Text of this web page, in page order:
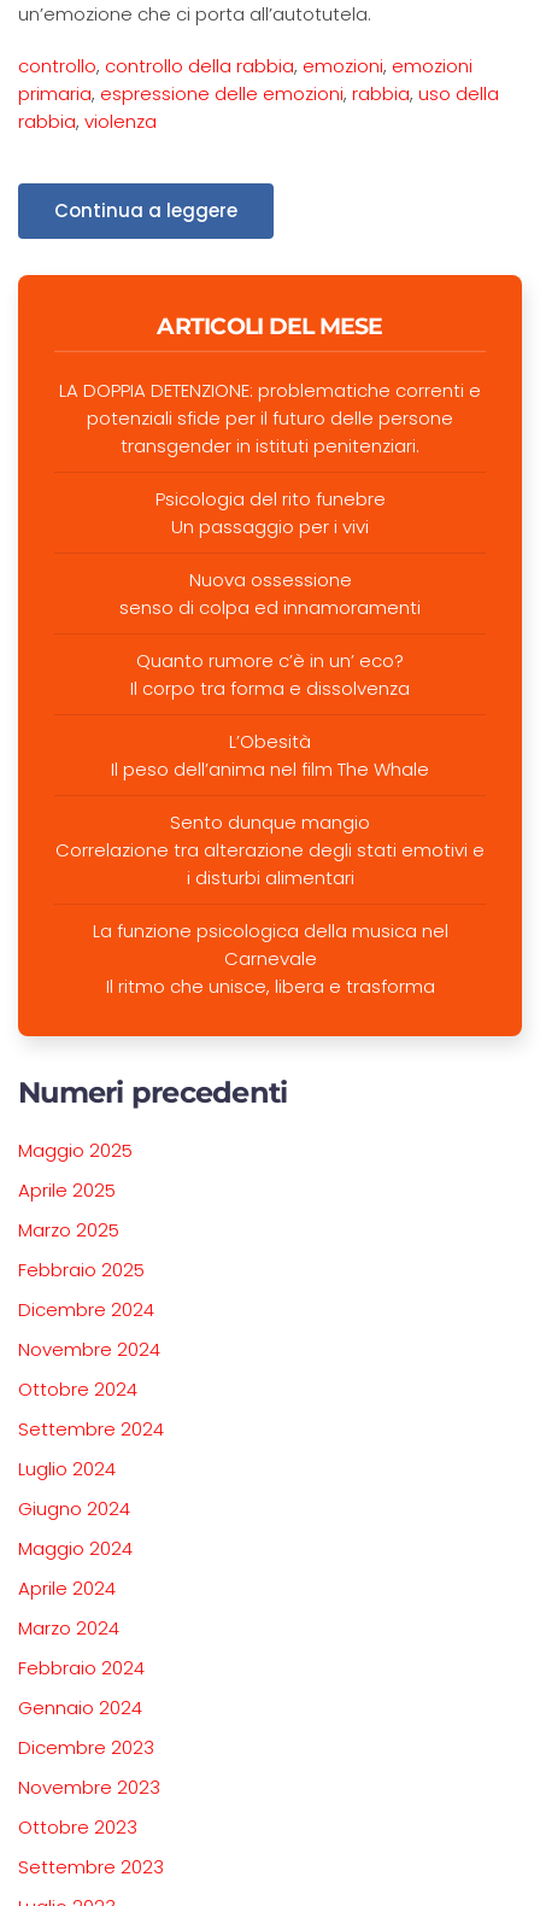
un’emozione che ci porta all’autotutela.
controllo, controllo della rabbia, emozioni, emozioni
primaria, espressione delle emozioni, rabbia, uso della
rabbia, violenza
Continua a leggere
ARTICOLI DEL MESE
LA DOPPIA DETENZIONE: problematiche correnti e
potenziali sfide per il futuro delle persone
transgender in istituti penitenziari.
Psicologia del rito funebre
Un passaggio per i vivi
Nuova ossessione
senso di colpa ed innamoramenti
Quanto rumore c’è in un’ eco?
Il corpo tra forma e dissolvenza
L’Obesità
Il peso dell’anima nel film The Whale
Sento dunque mangio
Correlazione tra alterazione degli stati emotivi e
i disturbi alimentari
La funzione psicologica della musica nel
Carnevale
Il ritmo che unisce, libera e trasforma
Numeri precedenti
Maggio 2025
Aprile 2025
Marzo 2025
Febbraio 2025
Dicembre 2024
Novembre 2024
Ottobre 2024
Settembre 2024
Luglio 2024
Giugno 2024
Maggio 2024
Aprile 2024
Marzo 2024
Febbraio 2024
Gennaio 2024
Dicembre 2023
Novembre 2023
Ottobre 2023
Settembre 2023